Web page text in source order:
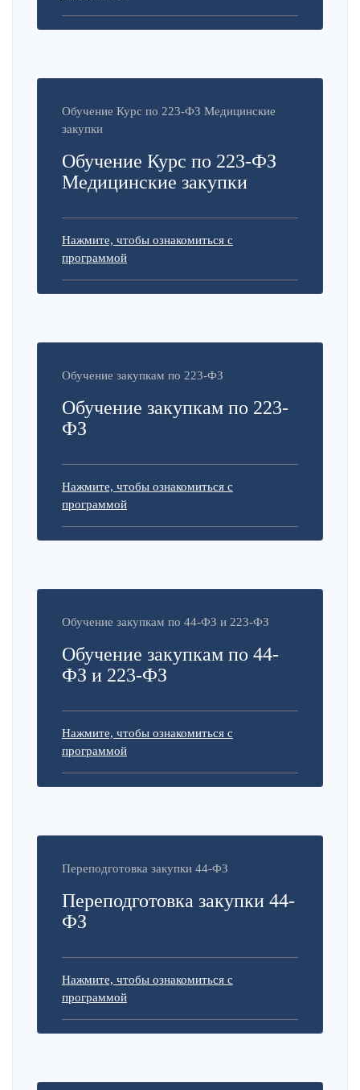
Обучение Курс по 223-ФЗ Медицинские
закупки
Обучение Курс по 223-ФЗ
Медицинские закупки
Нажмите, чтобы ознакомиться с
программой
Обучение закупкам по 223-ФЗ
Обучение закупкам по 223-
ФЗ
Нажмите, чтобы ознакомиться с
программой
Обучение закупкам по 44-ФЗ и 223-ФЗ
Обучение закупкам по 44-
ФЗ и 223-ФЗ
Нажмите, чтобы ознакомиться с
программой
Переподготовка закупки 44-ФЗ
Переподготовка закупки 44-
ФЗ
Нажмите, чтобы ознакомиться с
программой